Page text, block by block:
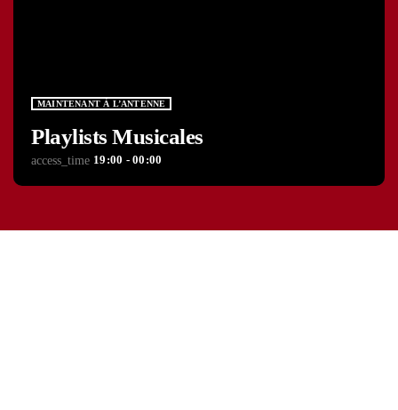
MAINTENANT À L’ANTENNE
Playlists Musicales
access_time 19:00 - 00:00